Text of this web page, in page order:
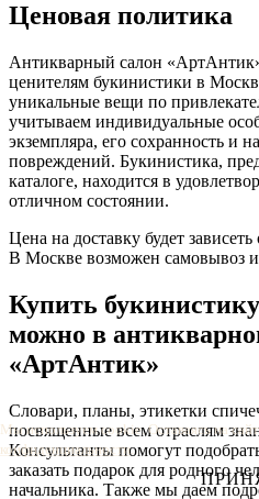
Ценовая политика
Антикварный салон
ценителям букинистики в
уникальные вещи по
учитываем индивидуальные
экземпляра, его сохранность и
повреждений. Букинистика,
каталоге, находится в
отличном состоянии.
Цена на доставку будет
В Москве возможен самовывоз
Купить
можно в
«АртАнтик»
Словари, планы, этикетки
посвященные всем отраслям
Консультанты помогут
заказать подарок для родного
начальника. Также мы даем
Мы используем cookie. Оставаясь на
конфиденциальности.